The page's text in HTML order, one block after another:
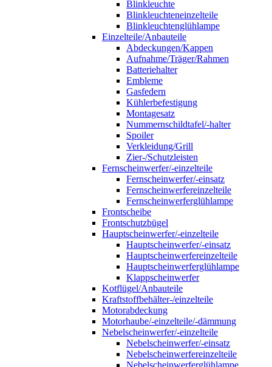
Blinkleuchte
Blinkleuchteneinzelteile
Blinkleuchtenglühlampe
Einzelteile/Anbauteile
Abdeckungen/Kappen
Aufnahme/Träger/Rahmen
Batteriehalter
Embleme
Gasfedern
Kühlerbefestigung
Montagesatz
Nummernschildtafel/-halter
Spoiler
Verkleidung/Grill
Zier-/Schutzleisten
Fernscheinwerfer/-einzelteile
Fernscheinwerfer/-einsatz
Fernscheinwerfereinzelteile
Fernscheinwerferglühlampe
Frontscheibe
Frontschutzbügel
Hauptscheinwerfer/-einzelteile
Hauptscheinwerfer/-einsatz
Hauptscheinwerfereinzelteile
Hauptscheinwerferglühlampe
Klappscheinwerfer
Kotflügel/Anbauteile
Kraftstoffbehälter-/einzelteile
Motorabdeckung
Motorhaube/-einzelteile/-dämmung
Nebelscheinwerfer/-einzelteile
Nebelscheinwerfer/-einsatz
Nebelscheinwerfereinzelteile
Nebelscheinwerferglühlampe